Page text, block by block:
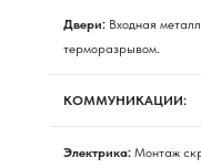
Двери: Входная
терморазрывом.
КОММУНИКАЦИИ:
Электрика: Монтаж